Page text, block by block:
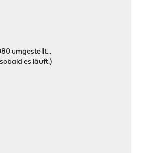
umgestellt...
es läuft.)